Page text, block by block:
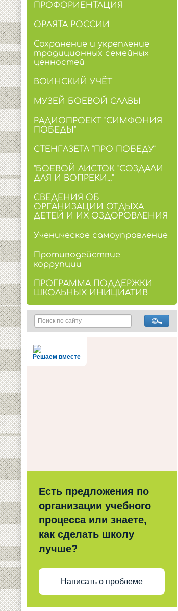
ПРОФОРИЕНТАЦИЯ
ОРЛЯТА РОССИИ
Сохранение и укрепление
традиционных семейных
ценностей
ВОИНСКИЙ УЧЁТ
МУЗЕЙ БОЕВОЙ СЛАВЫ
РАДИОПРОЕКТ "СИМФОНИЯ
ПОБЕДЫ"
СТЕНГАЗЕТА "ПРО ПОБЕДУ"
"БОЕВОЙ ЛИСТОК "СОЗДАЛИ
ДЛЯ И ВОПРЕКИ..."
СВЕДЕНИЯ ОБ
ОРГАНИЗАЦИИ ОТДЫХА
ДЕТЕЙ И ИХ ОЗДОРОВЛЕНИЯ
Ученическое самоуправление
Противодействие
коррупции
ПРОГРАММА ПОДДЕРЖКИ
ШКОЛЬНЫХ ИНИЦИАТИВ
Решаем вместе
Есть предложения по
организации учебного
процесса или знаете,
как сделать школу
лучше?
Написать о проблеме